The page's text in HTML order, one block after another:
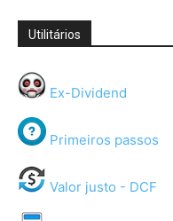
Utilitários
Ex-Dividend
Primeiros passos
Valor justo - DCF